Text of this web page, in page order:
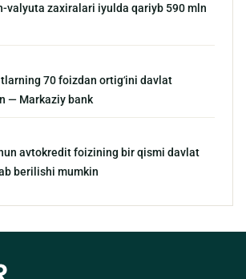
valyuta zaxiralari iyulda qariyb 590 mln
70 foizdan ortigʻini davlat
— Markaziy bank
avtokredit foizining bir qismi davlat
berilishi mumkin